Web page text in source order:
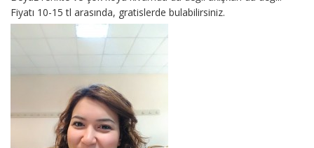
Fiyatı 10-15 tl arasında, gratislerde bulabilirsiniz.